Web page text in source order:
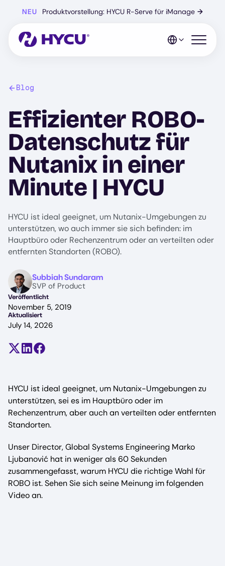
Hauptinhalt
NEU Produktvorstellung: HYCU R-Serve für iManage →
Mobiles
Blog
Effizienter ROBO-
Datenschutz für
Nutanix in einer
Minute | HYCU
HYCU ist ideal geeignet, um Nutanix-Umgebungen zu
unterstützen, wo auch immer sie sich befinden: im
Hauptbüro oder Rechenzentrum oder an verteilten oder
entfernten Standorten (ROBO).
ImageSubbiah Sundaram
SVP of Product
Veröffentlicht
November 5, 2019
Aktualisiert
July 14, 2026
Teilen auf X (früher Twitter)
Auf LinkedIn teilen
Auf Facebook teilen
HYCU ist ideal geeignet, um Nutanix-Umgebungen zu
unterstützen, sei es im Hauptbüro oder im
Rechenzentrum, aber auch an verteilten oder entfernten
Standorten.
Unser Director, Global Systems Engineering Marko
Ljubanović hat in weniger als 60 Sekunden
zusammengefasst, warum HYCU die richtige Wahl für
ROBO ist. Sehen Sie sich seine Meinung im folgenden
Video an.